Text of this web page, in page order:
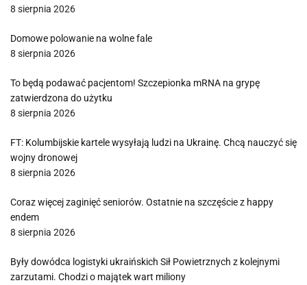
8 sierpnia 2026
Domowe polowanie na wolne fale
8 sierpnia 2026
To będą podawać pacjentom! Szczepionka mRNA na grypę
zatwierdzona do użytku
8 sierpnia 2026
FT: Kolumbijskie kartele wysyłają ludzi na Ukrainę. Chcą nauczyć się
wojny dronowej
8 sierpnia 2026
Coraz więcej zaginięć seniorów. Ostatnie na szczęście z happy
endem
8 sierpnia 2026
Były dowódca logistyki ukraińskich Sił Powietrznych z kolejnymi
zarzutami. Chodzi o majątek wart miliony